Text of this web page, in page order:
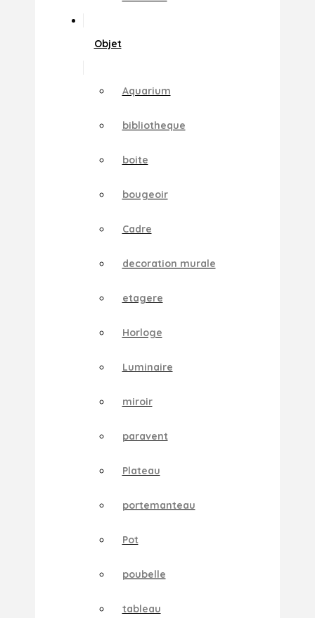
Objet
Aquarium
bibliotheque
boite
bougeoir
Cadre
decoration murale
etagere
Horloge
Luminaire
miroir
paravent
Plateau
portemanteau
Pot
poubelle
tableau